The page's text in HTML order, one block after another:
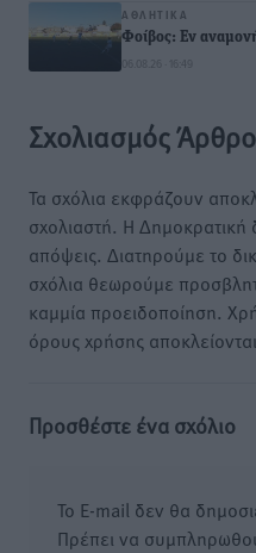
ΑΘΛΗΤΙΚΆ
Φοίβος: Εν
06.08.26 · 16:49
Σχολιασμός
Τα σχόλια εκφράζουν
σχολιαστή. Η Δημοκρατική
απόψεις. Διατηρούμε το
σχόλια θεωρούμε
καμμία προειδοποίηση.
όρους χρήσης
Προσθέστε ένα σχόλιο
Το E-mail δεν θα
Πρέπει να